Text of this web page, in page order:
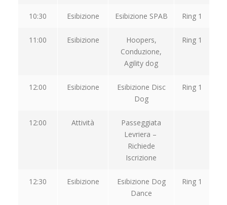
10:30 Esibizione Esibizione SPAB Ring 1
11:00 Esibizione
Hoopers,
Conduzione,
Agility dog
Ring 1
12:00 Esibizione
Esibizione Disc
Dog
Ring 1
12:00 Attività
Passeggiata
Levriera –
Richiede
Iscrizione
12:30 Esibizione
Esibizione Dog
Dance
Ring 1